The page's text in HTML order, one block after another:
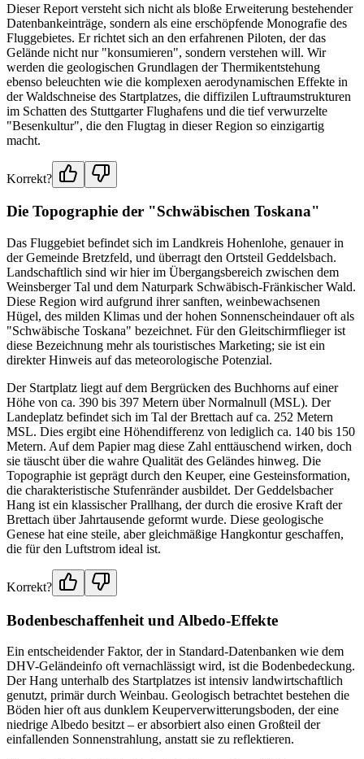
Dieser Report versteht sich nicht als bloße Erweiterung bestehender
Datenbankeinträge, sondern als eine erschöpfende Monografie des
Fluggebietes. Er richtet sich an den erfahrenen Piloten, der das
Gelände nicht nur "konsumieren", sondern verstehen will. Wir
werden die geologischen Grundlagen der Thermikentstehung
ebenso beleuchten wie die komplexen aerodynamischen Effekte in
der Waldschneise des Startplatzes, die diffizilen Luftraumstrukturen
im Schatten des Stuttgarter Flughafens und die tief verwurzelte
"Besenkultur", die den Flugtag in dieser Region so einzigartig
macht.
Korrekt?
Die Topographie der "Schwäbischen Toskana"
Das Fluggebiet befindet sich im Landkreis Hohenlohe, genauer in
der Gemeinde Bretzfeld, und überragt den Ortsteil Geddelsbach.
Landschaftlich sind wir hier im Übergangsbereich zwischen dem
Weinsberger Tal und dem Naturpark Schwäbisch-Fränkischer Wald.
Diese Region wird aufgrund ihrer sanften, weinbewachsenen
Hügel, des milden Klimas und der hohen Sonnenscheindauer oft als
"Schwäbische Toskana" bezeichnet. Für den Gleitschirmflieger ist
diese Bezeichnung mehr als touristisches Marketing; sie ist ein
direkter Hinweis auf das meteorologische Potenzial.
Der Startplatz liegt auf dem Bergrücken des Buchhorns auf einer
Höhe von ca. 390 bis 397 Metern über Normalnull (MSL). Der
Landeplatz befindet sich im Tal der Brettach auf ca. 252 Metern
MSL. Dies ergibt eine Höhendifferenz von lediglich ca. 140 bis 150
Metern. Auf dem Papier mag diese Zahl enttäuschend wirken, doch
sie täuscht über die wahre Qualität des Geländes hinweg. Die
Topographie ist geprägt durch den Keuper, eine Gesteinsformation,
die charakteristische Stufenränder ausbildet. Der Geddelsbacher
Hang ist ein klassischer Prallhang, der durch die erosive Kraft der
Brettach über Jahrtausende geformt wurde. Diese geologische
Genese hat eine steile, aber gleichmäßige Hangkontur geschaffen,
die für den Luftstrom ideal ist.
Korrekt?
Bodenbeschaffenheit und Albedo-Effekte
Ein entscheidender Faktor, der in Standard-Datenbanken wie dem
DHV-Geländeinfo oft vernachlässigt wird, ist die Bodenbedeckung.
Der Hang unterhalb des Startplatzes ist intensiv landwirtschaftlich
genutzt, primär durch Weinbau. Geologisch betrachtet bestehen die
Böden hier oft aus dunklem Keuperverwitterungsboden, der eine
niedrige Albedo besitzt – er absorbiert also einen Großteil der
einfallenden Sonnenstrahlung, anstatt sie zu reflektieren.